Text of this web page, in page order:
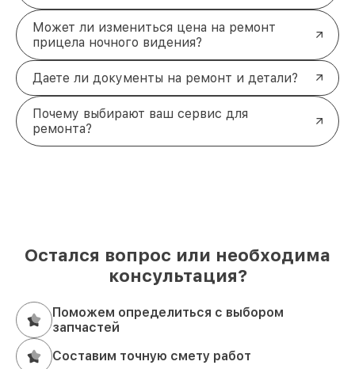
Может ли измениться цена на ремонт
прицела ночного видения?
Даете ли документы на ремонт и детали?
Почему выбирают ваш сервис для
ремонта?
Остался вопрос или необходима
консультация?
Поможем определиться с выбором
запчастей
Составим точную смету работ